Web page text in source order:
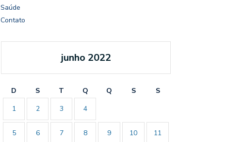
Saúde
Contato
junho 2022
D S T Q Q S
S
1
2 3 4
5 6 7 8 9 10 11